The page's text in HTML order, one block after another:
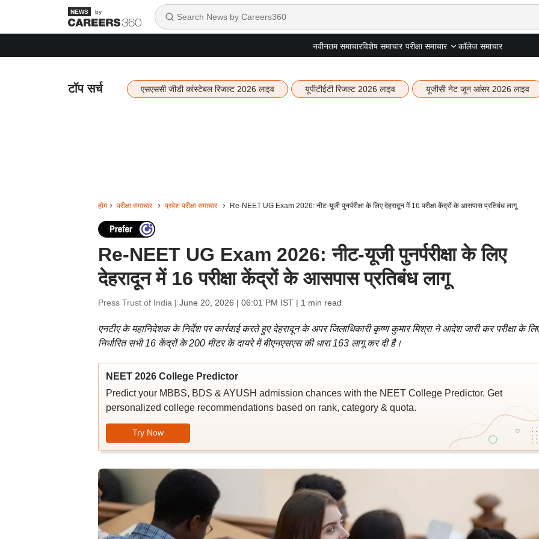
by
नवीनतम समाचारविशेष समाचार परीक्षा समाचार कॉलेज समाचार
टॉप सर्च एसएससी जीडी कांस्टेबल रिजल्ट 2026 लाइव यूपीटीईटी रिजल्ट 2026 लाइव यूजीसी नेट जून आंसर 2026 लाइव
होम परीक्षा समाचार प्रवेश परीक्षा समाचार Re-NEET UG Exam 2026: नीट-यूजी पुनर्परीक्षा के लिए देहरादून में 16 परीक्षा केंद्रों के आसपास प्रतिबंध लागू
Re-NEET UG Exam 2026: नीट-यूजी पुनर्परीक्षा के लिए
देहरादून में 16 परीक्षा केंद्रों के आसपास प्रतिबंध लागू
Press Trust of India | June 20, 2026 | 06:01 PM IST| 1 min read
एनटीए के महानिदेशक के निर्देश पर कार्रवाई करते हुए देहरादून के अपर जिलाधिकारी कृष्ण कुमार मिश्रा ने आदेश जारी कर परीक्षा के
निर्धारित सभी 16 केंद्रों के 200 मीटर के दायरे में बीएनएसएस की धारा 163 लागू कर दी है।
NEET 2026 College Predictor
Predict your MBBS, BDS & AYUSH admission chances with the NEET College Predictor. Get
personalized college recommendations based on rank, category & quota.
Try Now